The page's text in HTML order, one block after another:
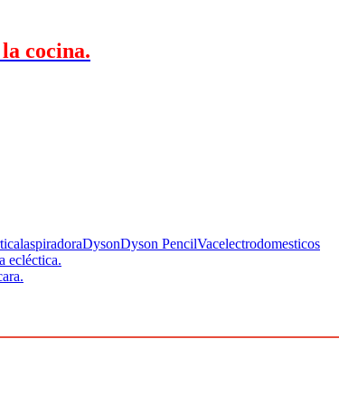
cocina.
aspiradoraDysonDyson PencilVacelectrodomesticos
ecléctica.